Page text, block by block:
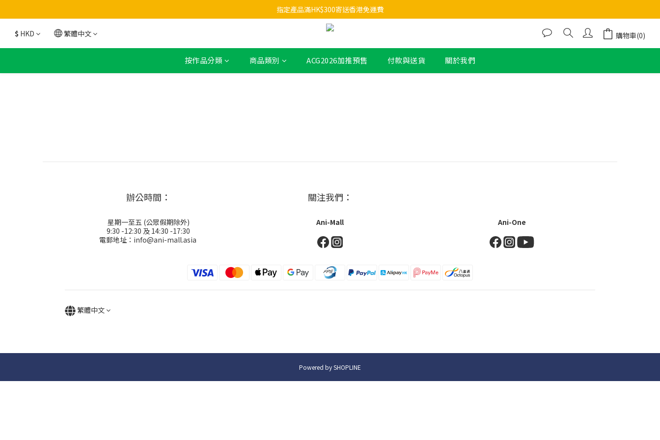
指定產品滿HK$300寄送香港免運費
$ HKD 繁體中文 購物車(0)
按作品分類 商品類別 ACG2026加推預售 付款與送貨 關於我們
辦公時間：
星期一至五 (公眾假期除外)
9:30 -12:30 及 14:30 -17:30
電郵地址：info@ani-mall.asia
關注我們：
Ani-Mall Ani-One
繁體中文
Powered by SHOPLINE